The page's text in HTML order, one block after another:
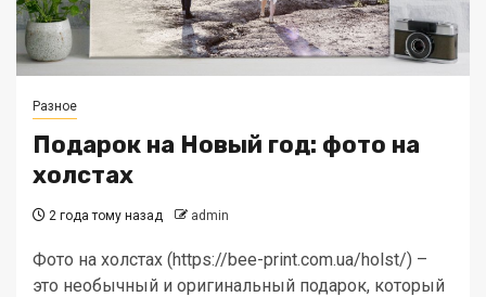
Разное
Подарок на Новый год: фото на
холстах
2 года тому назад admin
Фото на холстах (https://bee-print.com.ua/holst/) –
это необычный и оригинальный подарок, который